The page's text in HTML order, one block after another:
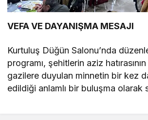
VEFA VE DAYANIŞMA MESAJI
Kurtuluş Düğün Salonu’nda
programı, şehitlerin aziz
gazilere duyulan minnetin bir kez
edildiği anlamlı bir buluşma olarak